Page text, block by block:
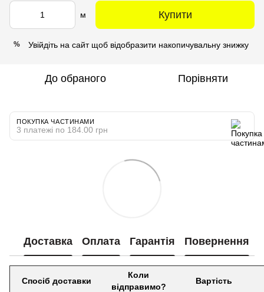
м Купити
% Увійдіть на сайтщоб відобразити накопичувальну знижку
До обраного Порівняти
ПОКУПКА ЧАСТИНАМИ
3 платежі по 184.00 грн
Доставка Оплата Гарантія Повернення
Спосіб доставки
Коли
відправимо?
Вартість